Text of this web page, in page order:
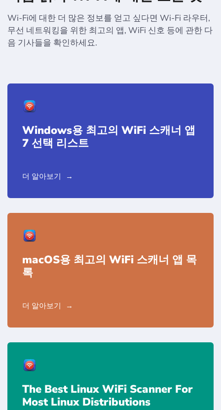
Wi-Fi에 대한 더 많은 정보를 얻고 싶다면 Wi-Fi 라우터,
무선 네트워킹을 위한 최고의 앱, WiFi 신호 등에 관한 다
음 기사들을 확인하세요.
Windows용 최고의 WiFi 스캐너 앱
7 선택 리스트
더 알아보기
macOS용 최고의 WiFi 스캐너 앱 목
록
더 알아보기
The Best Linux WiFi Scanner For
Most Linux Distributions